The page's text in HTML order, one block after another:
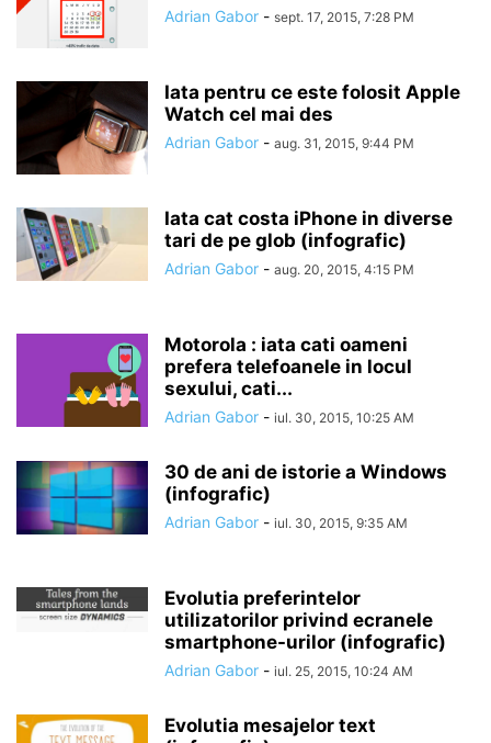
Adrian Gabor - sept. 17, 2015, 7:28 PM
Iata pentru ce este folosit Apple
Watch cel mai des
Adrian Gabor - aug. 31, 2015, 9:44 PM
Iata cat costa iPhone in diverse
tari de pe glob (infografic)
Adrian Gabor - aug. 20, 2015, 4:15 PM
Motorola : iata cati oameni
prefera telefoanele in locul
sexului, cati...
Adrian Gabor - iul. 30, 2015, 10:25 AM
30 de ani de istorie a Windows
(infografic)
Adrian Gabor - iul. 30, 2015, 9:35 AM
Evolutia preferintelor
utilizatorilor privind ecranele
smartphone-urilor (infografic)
Adrian Gabor - iul. 25, 2015, 10:24 AM
Evolutia mesajelor text